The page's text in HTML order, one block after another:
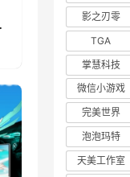
影之刃零
TGA
掌慧科技
微信小游戏
完美世界
泡泡玛特
天美工作室